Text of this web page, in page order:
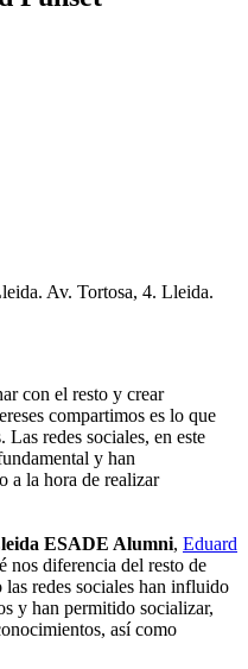
Av. Tortosa, 4. Lleida.
con el resto y crear
compartimos es lo que
redes sociales, en este
y han
a la hora de realizar
ESADE Alumni, Eduard
nos diferencia del resto de
las redes sociales han influido
y han permitido socializar,
así como